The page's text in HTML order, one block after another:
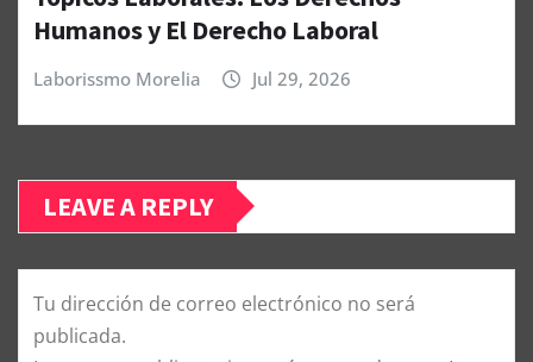
Humanos y El Derecho Laboral
Laborissmo Morelia Jul 29, 2026
LEAVE A REPLY
Tu dirección de correo electrónico no será
publicada.